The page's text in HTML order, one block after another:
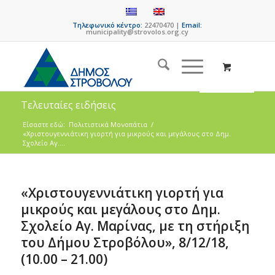
Τηλεφωνικό κέντρο: 22470470 |Email:
municipality@strovolos.org.cy
Τελευταίες ειδήσεις
Είσαστε εδώ: Πολιτιστικά Μονοπάτια /
«Χριστουγεννιάτικη γιορτή για μικρούς και μεγάλους στο Δημ.
Σχολείο Αγ....
«Χριστουγεννιάτικη γιορτή για
μικρούς και μεγάλους στο Δημ.
Σχολείο Αγ. Μαρίνας, με τη στήριξη
του Δήμου Στροβόλου», 8/12/18,
(10.00 – 21.00)